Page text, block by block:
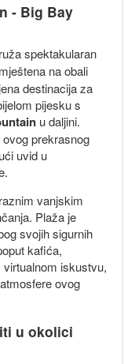
- Big Bay
spektakularan
na obali
destinacija za
pijesku s
u daljini.
prekrasnog
uvid u
vanjskim
Plaža je
svojih sigurnih
kafića,
iskustvu,
ovog
u okolici